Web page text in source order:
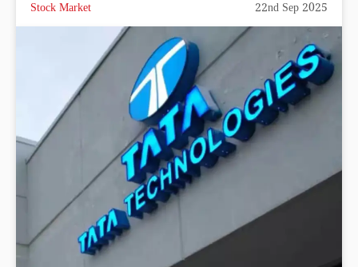
Stock Market 22nd Sep 2025